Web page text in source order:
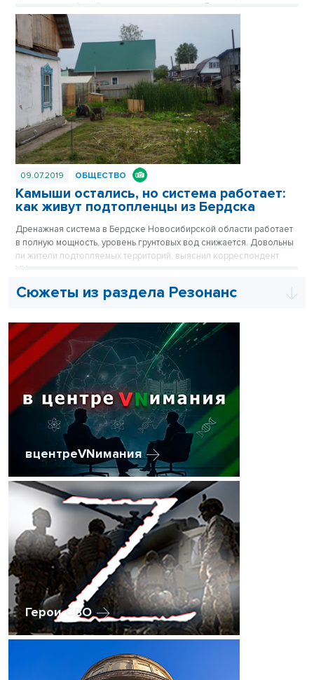
подготовки к борьбе с весенним паводком. В частности,
министерству транспорта и дорожного хозяйства Новосибирской
области дано поручение обеспечить сохранность автомобильных
дорог во время прохождения паводковых вод.
09.07.2019 ОБЩЕСТВО
Камыши остались, но система работает:
как живут подтопленцы из Бердска
Дренажная система в Бердске Новосибирской области работает
в полную мощность, уровень грунтовых вод снижается. Довольны
ли жители подтопляемых территорий, выяснил корреспондент
VN.ru.
Сюжеты из раздела Резонанс
вцентреVNимания
Герои СВО